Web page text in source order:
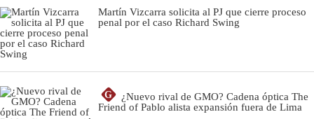
Martín Vizcarra solicita al PJ que cierre proceso
penal por el caso Richard Swing
G
¿Nuevo rival de GMO? Cadena óptica The
Friend of Pablo alista expansión fuera de Lima